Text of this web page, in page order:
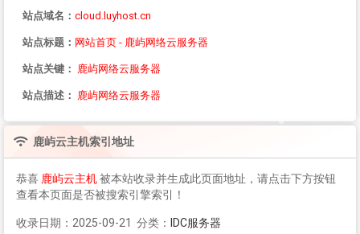
站点域名： cloud.luyhost.cn
站点标题： 网站首页 - 鹿屿网络云服务器
站点关键： 鹿屿网络云服务器
站点描述： 鹿屿网络云服务器
鹿屿云主机索引地址
恭喜 鹿屿云主机被本站收录并生成此页面地址，请点击下方按钮
查看本页面是否被搜索引擎索引！
收录日期：2025-09-21 分类： IDC服务器